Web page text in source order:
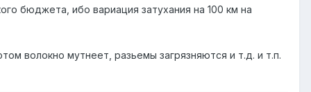
бюджета, ибо вариация затухания на 100 км на
волокно мутнеет, разьемы загрязняются и т.д. и т.п.